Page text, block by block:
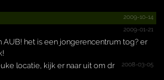
2009-10-14
2009-01-21
AUB! het is een jongerencentrum tog? er
2008-03-05
locatie, kijk er naar uit om dr